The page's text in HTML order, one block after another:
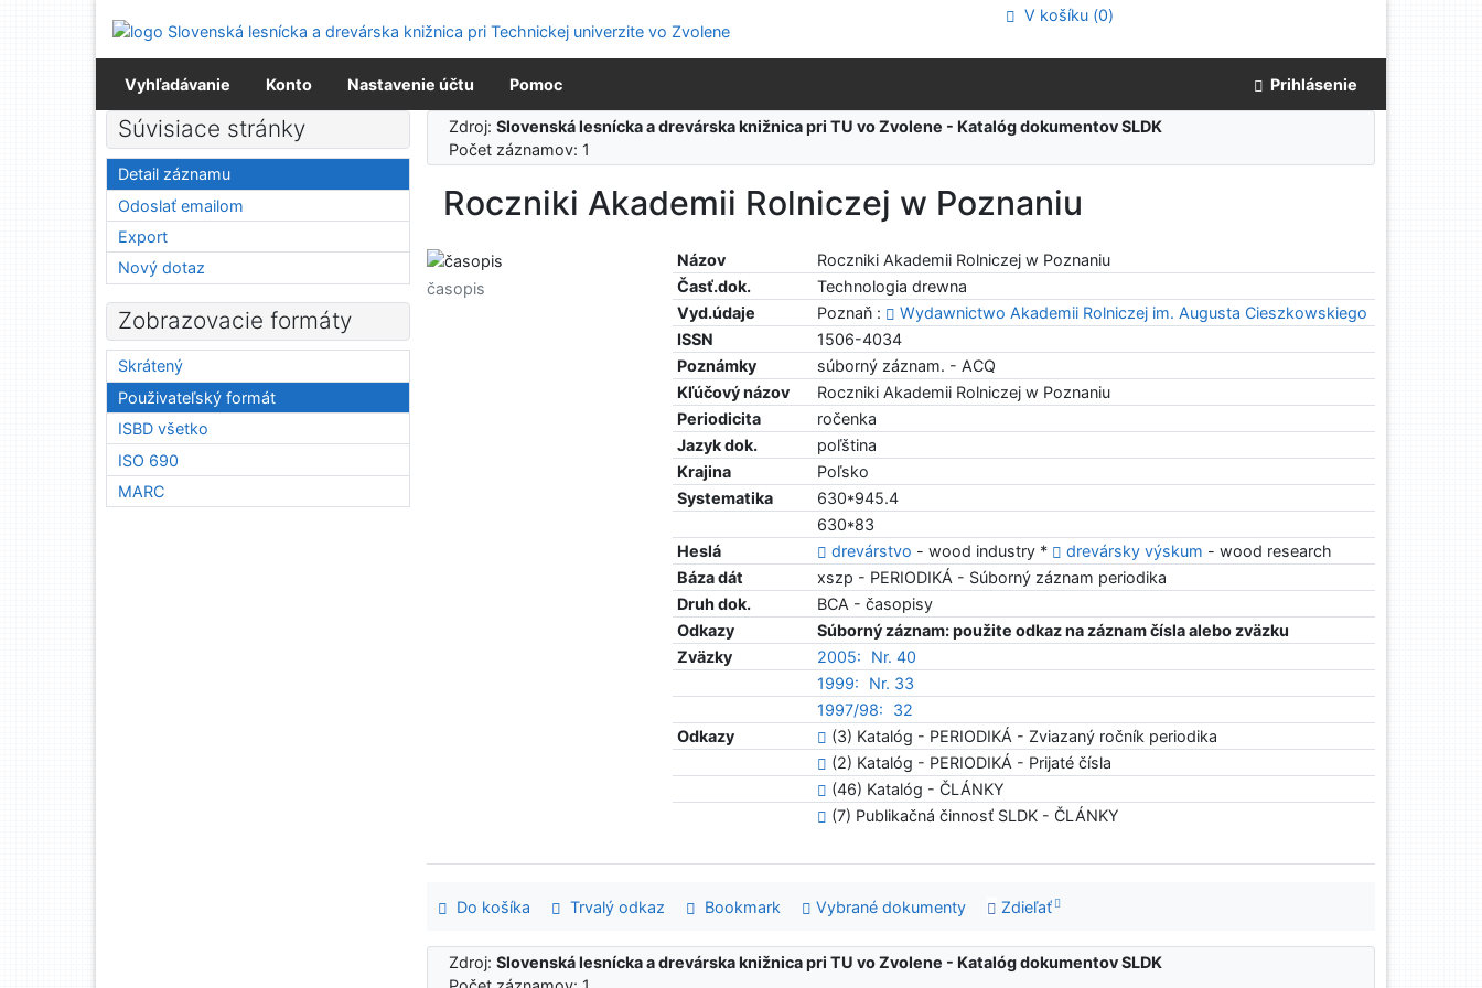
Prejsť na menu
Prehlásenie o webovej prístupnosti
V košíku (0)
Vyhľadávanie Konto Nastavenie účtu Pomoc Prihlásenie
Zdroj:Slovenská lesnícka a drevárska knižnica pri TU vo Zvolene - Katalóg dokumentov SLDK
Počet záznamov: 1
Roczniki Akademii Rolniczej w Poznaniu
Názov
Roczniki Akademii Rolniczej w Poznaniu
Časť.dok.
Technologia drewna
Vyd.údaje
Poznaň :
Wydawnictwo Akademii Rolniczej im. Augusta Cieszkowskiego
ISSN
1506-4034
Poznámky
súborný záznam. - ACQ
Kľúčový názov
Roczniki Akademii Rolniczej w Poznaniu
Periodicita
ročenka
Jazyk dok.
poľština
Krajina
Poľsko
Systematika
630*945.4
630*83
Heslá
drevárstvo - wood industry * drevársky výskum - wood research
Báza dát
xszp - PERIODIKÁ - Súborný záznam periodika
Druh dok.
BCA - časopisy
Odkazy
Súborný záznam: použite odkaz na záznam čísla alebo zväzku
Zväzky
2005:
Nr. 40
1999:
Nr. 33
1997/98:
32
Odkazy
(3) Katalóg - PERIODIKÁ - Zviazaný ročník periodika
(2) Katalóg - PERIODIKÁ - Prijaté čísla
(46) Katalóg - ČLÁNKY
(7) Publikačná činnosť SLDK - ČLÁNKY
časopis
Do košíka Trvalý odkaz Bookmark Vybrané dokumenty Zdieľať
Zdroj:Slovenská lesnícka a drevárska knižnica pri TU vo Zvolene - Katalóg dokumentov SLDK
Súvisiace stránky
Detail záznamu
Odoslať emailom
Export
Nový dotaz
Zobrazovacie formáty
Skrátený
Použivateľský formát
ISBD všetko
ISO 690
MARC